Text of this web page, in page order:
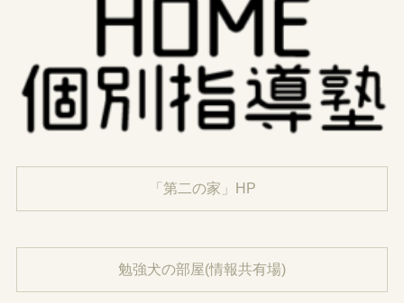
「第二の家」HP
勉強犬の部屋(情報共有場)